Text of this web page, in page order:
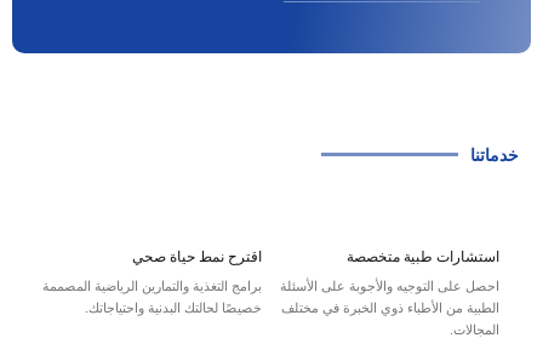
خدماتنا
اقترح نمط حياة صحي
برامج التغذية والتمارين الرياضية المصممة
خصيصًا لحالتك البدنية واحتياجاتك.
استشارات طبية متخصصة
احصل على التوجيه والأجوبة على الأسئلة
الطبية من الأطباء ذوي الخبرة في مختلف
المجالات.